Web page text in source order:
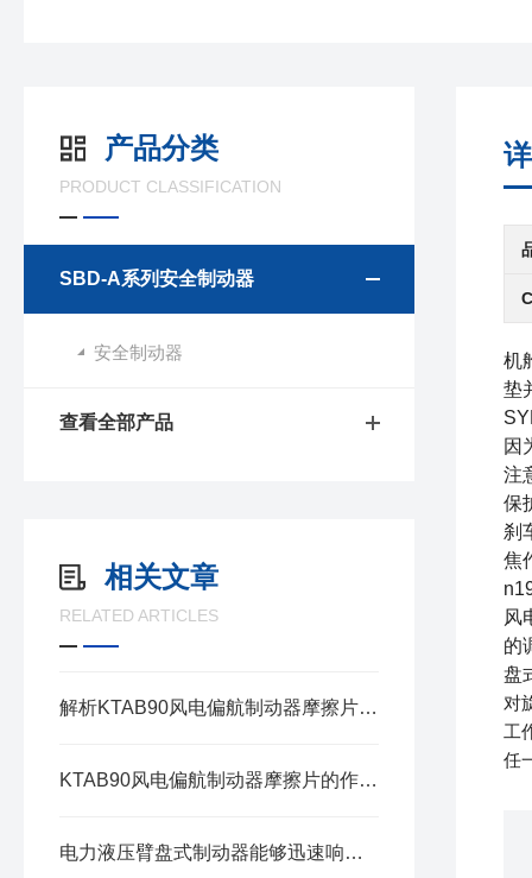
产品分类
PRODUCT CLASSIFICATION
SBD-A系列安全制动器
安全制动器
查看全部产品
相关文章
RELATED ARTICLES
解析KTAB90风电偏航制动器摩擦片的工作原理与性能优势
KTAB90风电偏航制动器摩擦片的作用是什么?
电力液压臂盘式制动器能够迅速响应制动信号并采取行动
机
垫
因
注
保
刹
焦
风
的
盘
对
工
任